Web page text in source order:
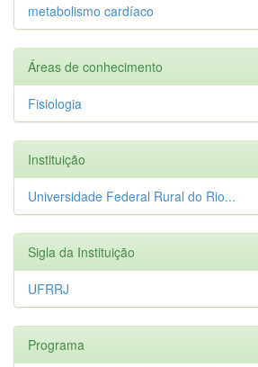
metabolismo cardíaco
Áreas de conhecimento
Fisiologia
Instituição
Universidade Federal Rural do Rio...
Sigla da Instituição
UFRRJ
Programa